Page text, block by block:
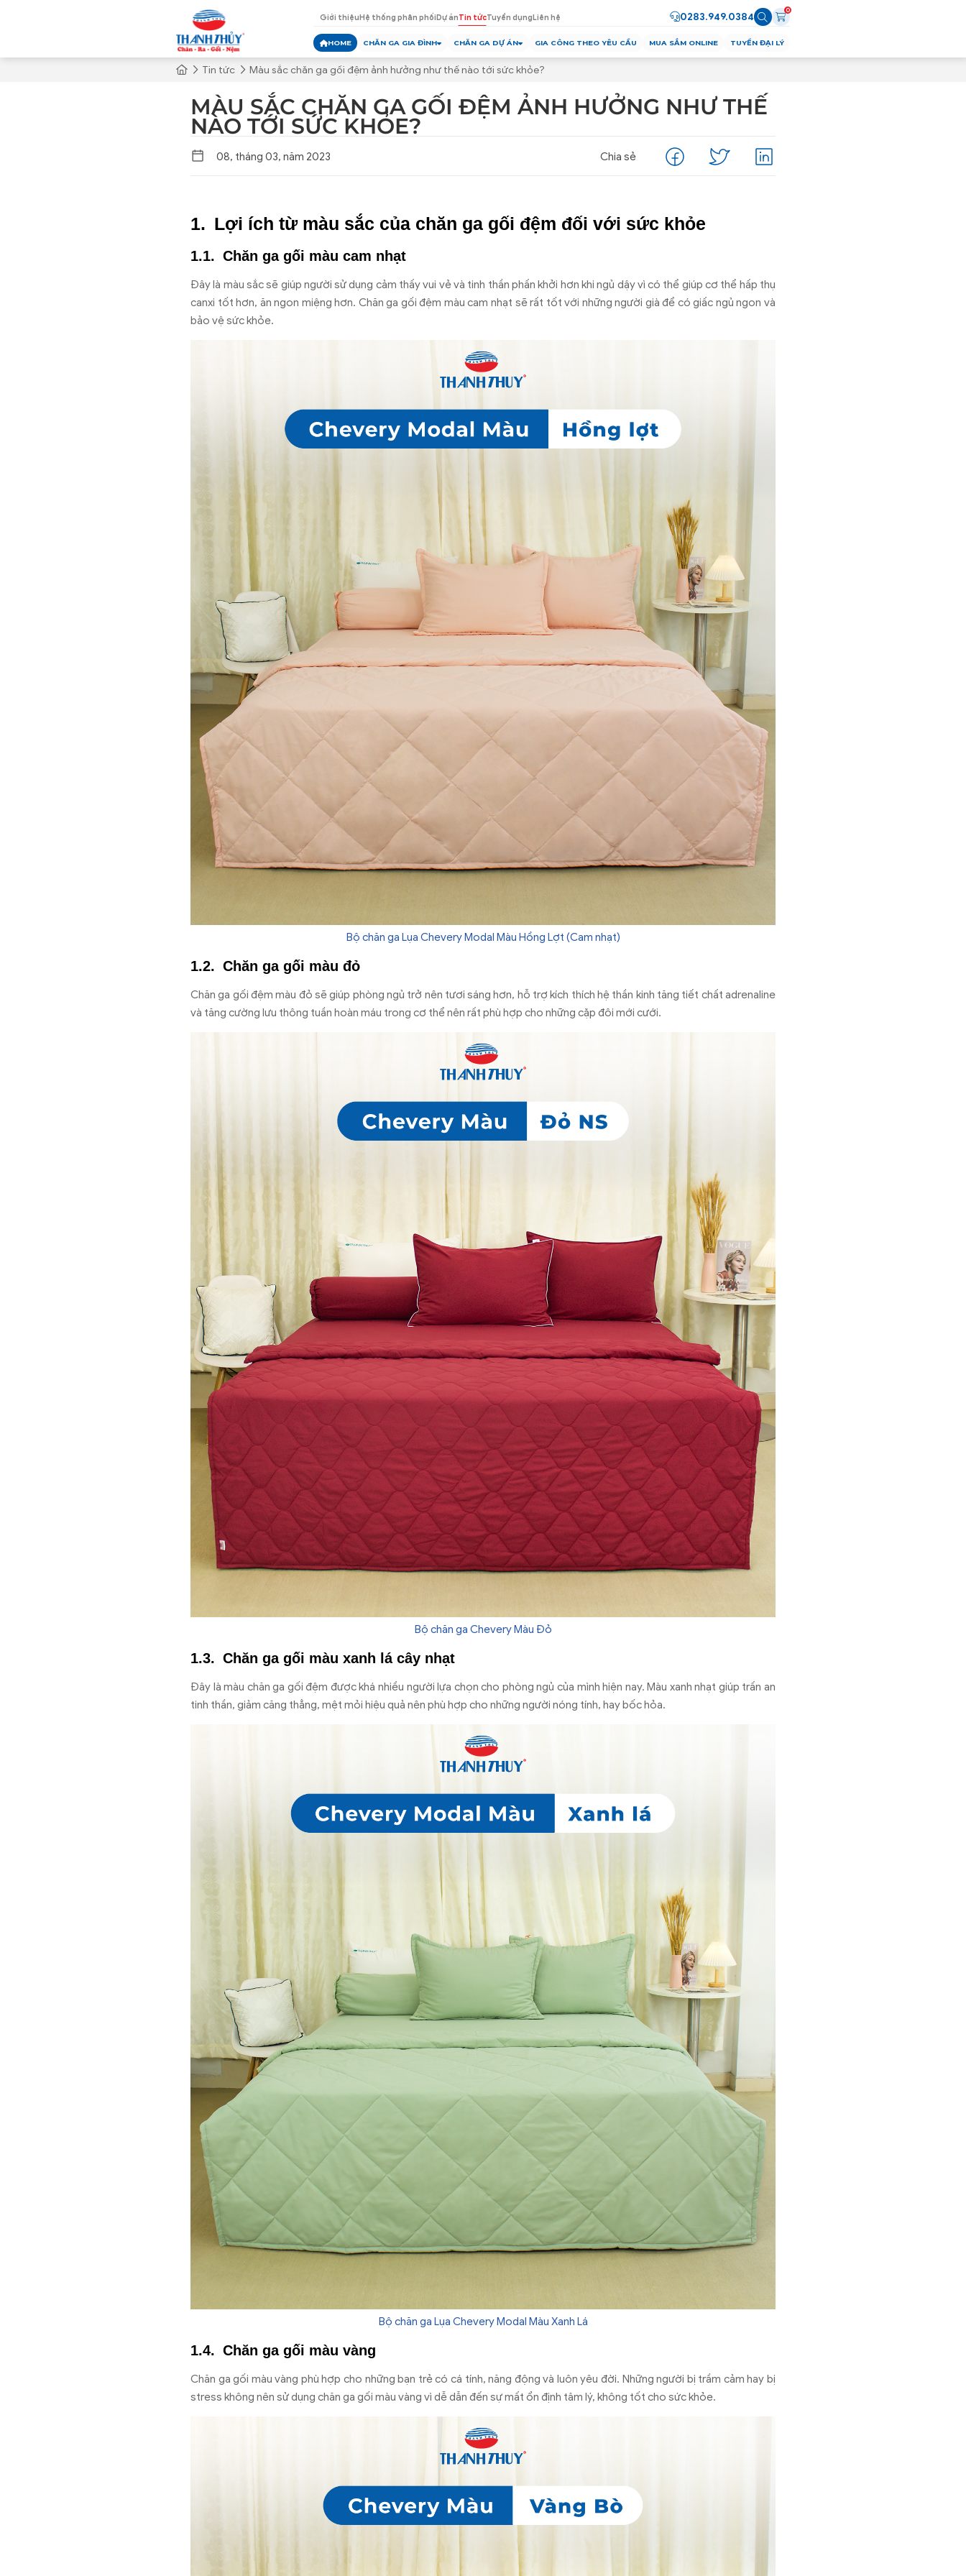
Giới thiệuHệ thống phân phốiDự ánTin tứcTuyển dụngLiên hệ 0283.949.0384
0
HOME CHĂN GA GIA ĐÌNH CHĂN GA DỰ ÁN GIA CÔNG THEO YÊU CẦU MUA SẮM ONLINE TUYỂN ĐẠI LÝ
Tin tức Màu sắc chăn ga gối đệm ảnh hưởng như thế nào tới sức khỏe?
MÀU SẮC CHĂN GA GỐI ĐỆM ẢNH HƯỞNG NHƯ THẾ
NÀO TỚI SỨC KHỎE?
08, tháng 03, năm 2023 Chia sẻ
Lợi ích từ màu sắc của chăn ga gối đệm đối với sức khỏe
Chăn ga gối màu cam nhạt
Đây là màu sắc sẽ giúp người sử dụng cảm thấy vui vẻ và tinh thần phấn khởi hơn khi ngủ dậy vì có thể giúp cơ thể hấp thụ
canxi tốt hơn, ăn ngon miệng hơn. Chăn ga gối đệm màu cam nhạt sẽ rất tốt với những người già để có giấc ngủ ngon và
bảo vệ sức khỏe.
Bộ chăn ga Lụa Chevery Modal Màu Hồng Lợt (Cam nhạt)
Chăn ga gối màu đỏ
Chăn ga gối đệm màu đỏ sẽ giúp phòng ngủ trở nên tươi sáng hơn, hỗ trợ kích thích hệ thần kinh tăng tiết chất adrenaline
và tăng cường lưu thông tuần hoàn máu trong cơ thể nên rất phù hợp cho những cặp đôi mới cưới.
Bộ chăn ga Chevery Màu Đỏ
Chăn ga gối màu xanh lá cây nhạt
Đây là màu chăn ga gối đệm được khá nhiều người lựa chọn cho phòng ngủ của mình hiện nay. Màu xanh nhạt giúp trấn an
tinh thần, giảm căng thẳng, mệt mỏi hiệu quả nên phù hợp cho những người nóng tính, hay bốc hỏa.
Bộ chăn ga Lụa Chevery Modal Màu Xanh Lá
Chăn ga gối màu vàng
Chăn ga gối màu vàng phù hợp cho những bạn trẻ có cá tính, năng động và luôn yêu đời. Những người bị trầm cảm hay bị
stress không nên sử dụng chăn ga gối màu vàng vì dễ dẫn đến sự mất ổn định tâm lý, không tốt cho sức khỏe.